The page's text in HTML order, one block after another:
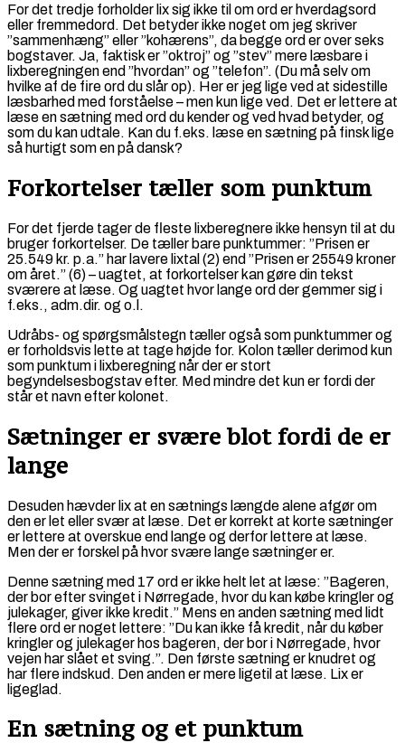
For det tredje forholder lix sig ikke til om ord er hverdagsord
eller fremmedord. Det betyder ikke noget om jeg skriver
”sammenhæng” eller ”kohærens”, da begge ord er over seks
bogstaver. Ja, faktisk er ”oktroj” og ”stev” mere læsbare i
lixberegningen end ”hvordan” og ”telefon”. (Du må selv om
hvilke af de fire ord du slår op). Her er jeg lige ved at sidestille
læsbarhed med forståelse – men kun lige ved. Det er lettere at
læse en sætning med ord du kender og ved hvad betyder, og
som du kan udtale. Kan du f.eks. læse en sætning på finsk lige
så hurtigt som en på dansk?
Forkortelser tæller som punktum
For det fjerde tager de fleste lixberegnere ikke hensyn til at du
bruger forkortelser. De tæller bare punktummer: ”Prisen er
25.549 kr. p.a.” har lavere lixtal (2) end ”Prisen er 25549 kroner
om året.” (6) – uagtet, at forkortelser kan gøre din tekst
sværere at læse. Og uagtet hvor lange ord der gemmer sig i
f.eks., adm.dir. og o.l.
Udråbs- og spørgsmålstegn tæller også som punktummer og
er forholdsvis lette at tage højde for. Kolon tæller derimod kun
som punktum i lixberegning når der er stort
begyndelsesbogstav efter. Med mindre det kun er fordi der
står et navn efter kolonet.
Sætninger er svære blot fordi de er
lange
Desuden hævder lix at en sætnings længde alene afgør om
den er let eller svær at læse. Det er korrekt at korte sætninger
er lettere at overskue end lange og derfor lettere at læse.
Men der er forskel på hvor svære lange sætninger er.
Denne sætning med 17 ord er ikke helt let at læse: ”Bageren,
der bor efter svinget i Nørregade, hvor du kan købe kringler og
julekager, giver ikke kredit.” Mens en anden sætning med lidt
flere ord er noget lettere: ”Du kan ikke få kredit, når du køber
kringler og julekager hos bageren, der bor i Nørregade, hvor
vejen har slået et sving.”. Den første sætning er knudret og
har flere indskud. Den anden er mere ligetil at læse. Lix er
ligeglad.
En sætning og et punktum